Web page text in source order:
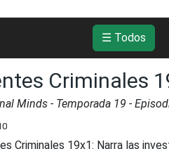
☰ Todos
Criminales
Minds - Temporada 19 -
Criminales 19x1: Narra las